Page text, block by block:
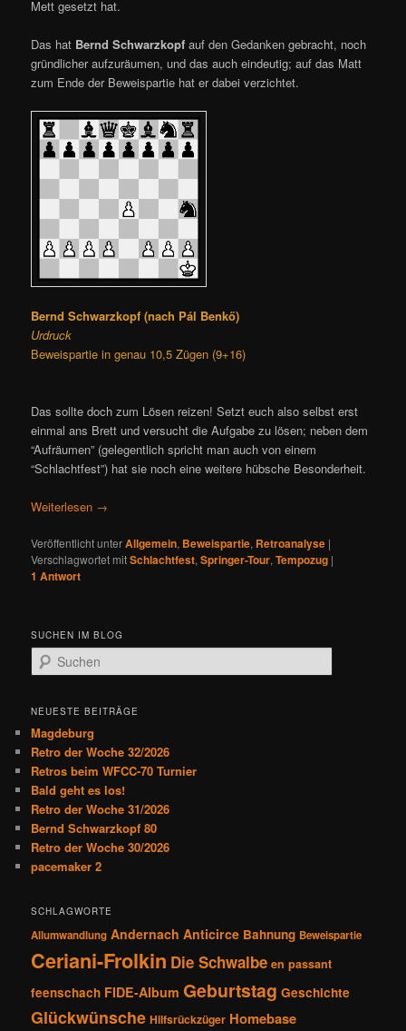
Mett gesetzt hat.
Das hat Bernd Schwarzkopf auf den Gedanken gebracht, noch
gründlicher aufzuräumen, und das auch eindeutig; auf das Matt
zum Ende der Beweispartie hat er dabei verzichtet.
Bernd Schwarzkopf (nach Pál Benkő)
Urdruck
Beweispartie in genau 10,5 Zügen (9+16)
Das sollte doch zum Lösen reizen! Setzt euch also selbst erst
einmal ans Brett und versucht die Aufgabe zu lösen; neben dem
“Aufräumen” (gelegentlich spricht man auch von einem
“Schlachtfest”) hat sie noch eine weitere hübsche Besonderheit.
Weiterlesen →
Veröffentlicht unterAllgemein, Beweispartie, Retroanalyse |
Verschlagwortet mitSchlachtfest,Springer-Tour,Tempozug |
1 Antwort
SUCHEN IM BLOG
u
h
n
NEUESTE BEITRÄGE
Magdeburg
Retro der Woche 32/2026
Retros beim WFCC-70 Turnier
Bald geht es los!
Retro der Woche 31/2026
Bernd Schwarzkopf 80
Retro der Woche 30/2026
pacemaker 2
SCHLAGWORTE
Allumwandlung Andernach Anticirce Bahnung Beweispartie
Ceriani-Frolkin Die Schwalbe en passant
feenschach FIDE-Album Geburtstag Geschichte
Glückwünsche Hilfsrückzüger Homebase